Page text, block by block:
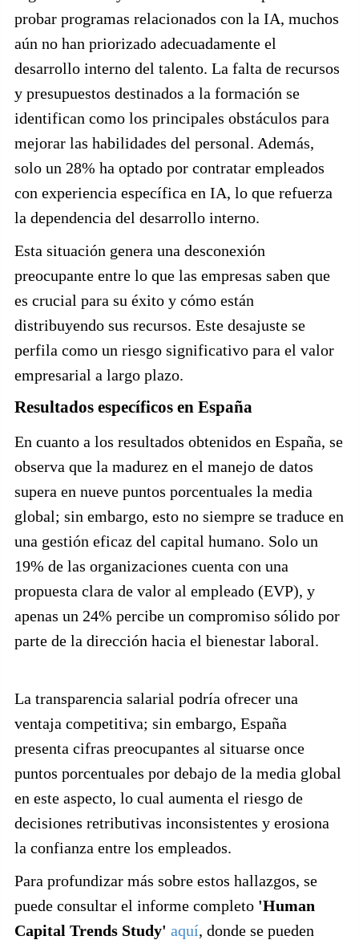
probar programas relacionados con la IA, muchos
aún no han priorizado adecuadamente el
desarrollo interno del talento. La falta de recursos
y presupuestos destinados a la formación se
identifican como los principales obstáculos para
mejorar las habilidades del personal. Además,
solo un 28% ha optado por contratar empleados
con experiencia específica en IA, lo que refuerza
la dependencia del desarrollo interno.
Esta situación genera una desconexión
preocupante entre lo que las empresas saben que
es crucial para su éxito y cómo están
distribuyendo sus recursos. Este desajuste se
perfila como un riesgo significativo para el valor
empresarial a largo plazo.
Resultados específicos en España
En cuanto a los resultados obtenidos en España, se
observa que la madurez en el manejo de datos
supera en nueve puntos porcentuales la media
global; sin embargo, esto no siempre se traduce en
una gestión eficaz del capital humano. Solo un
19% de las organizaciones cuenta con una
propuesta clara de valor al empleado (EVP), y
apenas un 24% percibe un compromiso sólido por
parte de la dirección hacia el bienestar laboral.
La transparencia salarial podría ofrecer una
ventaja competitiva; sin embargo, España
presenta cifras preocupantes al situarse once
puntos porcentuales por debajo de la media global
en este aspecto, lo cual aumenta el riesgo de
decisiones retributivas inconsistentes y erosiona
la confianza entre los empleados.
Para profundizar más sobre estos hallazgos, se
puede consultar el informe completo 'Human
Capital Trends Study' aquí, donde se pueden